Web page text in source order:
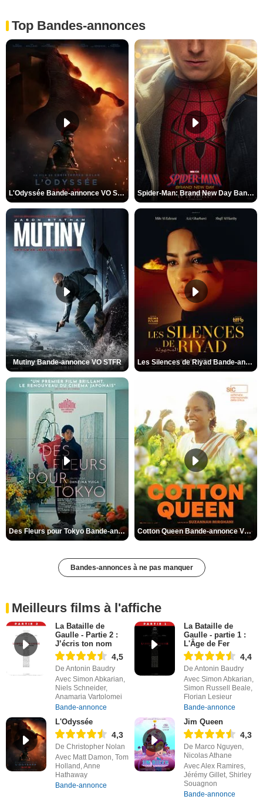
Top Bandes-annonces
L'Odyssée Bande-annonce VO STFR Spider-Man: Brand New Day Bande-annonce VO STFR
Mutiny Bande-annonce VO STFR Les Silences de Riyad Bande-annonce VO STFR
Des Fleurs pour Tokyo Bande-annonce VO STFR Cotton Queen Bande-annonce VO STFR
Bandes-annonces à ne pas manquer
Meilleurs films à l'affiche
La Bataille de
Gaulle - Partie 2 :
J’écris ton nom
4,5
De Antonin Baudry
Avec Simon Abkarian,
Niels Schneider,
Anamaria Vartolomei
Bande-annonce
La Bataille de
Gaulle - partie 1 :
L'Âge de Fer
4,4
De Antonin Baudry
Avec Simon Abkarian,
Simon Russell Beale,
Florian Lesieur
Bande-annonce
L'Odyssée
4,3
De Christopher Nolan
Avec Matt Damon, Tom
Holland, Anne
Hathaway
Bande-annonce
Jim Queen
4,3
De Marco Nguyen,
Nicolas Athane
Avec Alex Ramires,
Jérémy Gillet, Shirley
Souagnon
Bande-annonce